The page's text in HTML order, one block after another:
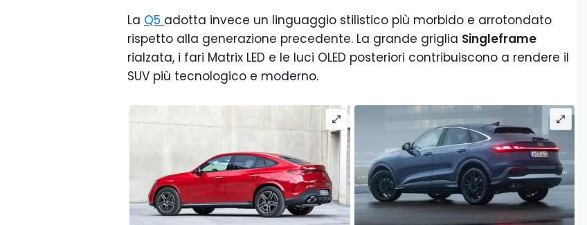
La Q5 adotta invece un linguaggio stilistico più morbido e arrotondato
rispetto alla generazione precedente. La grande griglia Singleframe
rialzata, i fari Matrix LED e le luci OLED posteriori contribuiscono a rendere il
SUV più tecnologico e moderno.